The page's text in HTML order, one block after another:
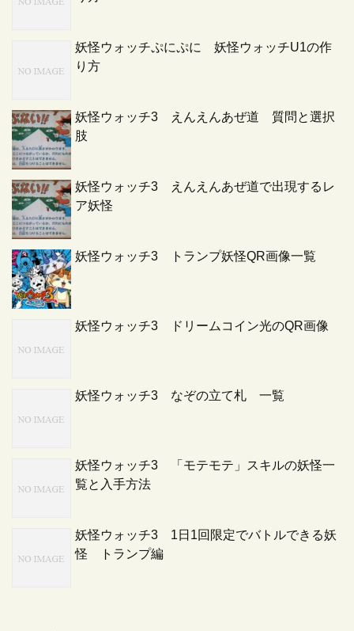
妖怪ウォッチぷにぷに 妖怪ウォッチU1の作
り方
妖怪ウォッチ3 えんえんあぜ道 質問と選択
肢
妖怪ウォッチ3 えんえんあぜ道で出現するレ
ア妖怪
妖怪ウォッチ3 トランプ妖怪QR画像一覧
妖怪ウォッチ3 ドリームコイン光のQR画像
妖怪ウォッチ3 なぞの立て札 一覧
妖怪ウォッチ3 「モテモテ」スキルの妖怪一
覧と入手方法
妖怪ウォッチ3 1日1回限定でバトルできる妖
怪 トランプ編